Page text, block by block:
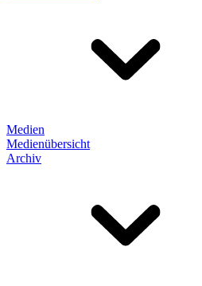
Medien
Medienübersicht
Archiv